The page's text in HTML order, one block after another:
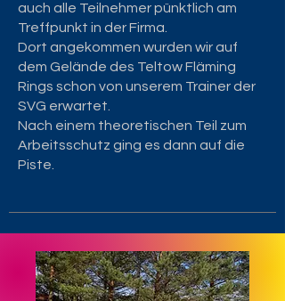
auch alle Teilnehmer pünktlich am
Treffpunkt in der Firma.
Dort angekommen wurden wir auf
dem Gelände des Teltow Fläming
Rings schon von unserem Trainer der
SVG erwartet.
Nach einem theoretischen Teil zum
Arbeitsschutz ging es dann auf die
Piste.